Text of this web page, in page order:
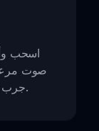
اسحب
صوت مرعب
جرب تركيبات مختلفة لإنشاء مزج أكثر رعبًا.